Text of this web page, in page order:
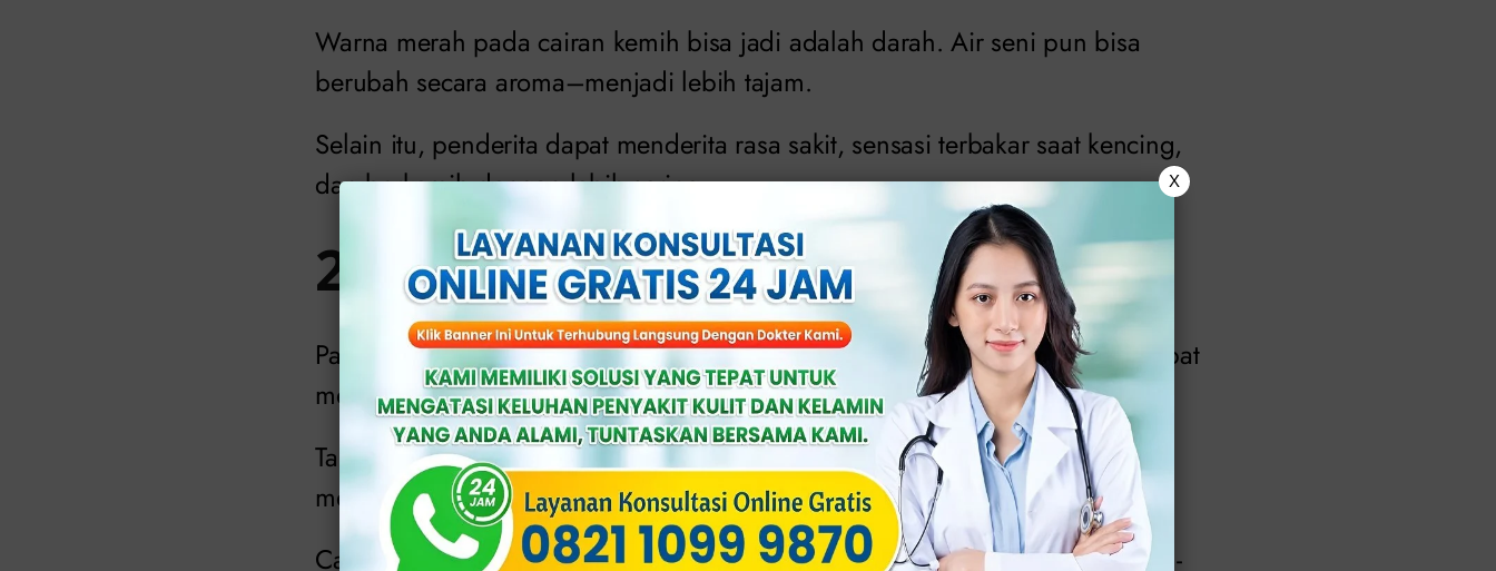
Warna merah pada cairan kemih bisa jadi adalah darah. Air seni pun bisa
berubah secara aroma–menjadi lebih tajam.
Selain itu, penderita dapat menderita rasa sakit, sensasi terbakar saat kencing,
dan berkemih dengan lebih sering.
2. Keputihan Abnormal
Pada wanita yang mengalami penyakit kelamin, keputihan abnormal juga dapat
menjadi ciri yang terasa dan tampak.
Tampilankeputihandan konsistensi keputihan berubah secara terus menerus
melalui siklus wanita atau bahkan tanpa adanya siklus.
Cairan yang keluar dari organ intim itu bisa berwarna kuning, hijau, atau abu-
X